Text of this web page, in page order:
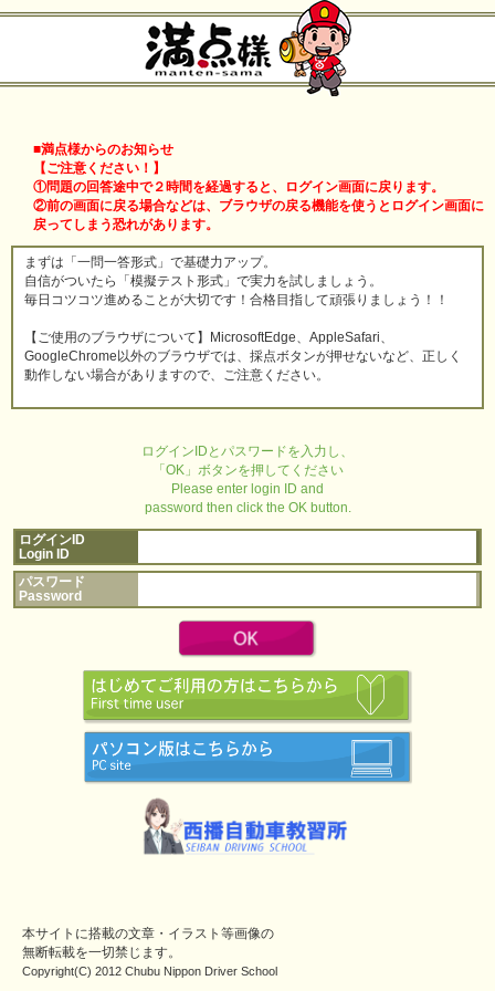
■満点様からのお知らせ
【ご注意ください！】
①問題の回答途中で２時間を経過すると、ログイン画面に戻ります。
②前の画面に戻る場合などは、ブラウザの戻る機能を使うとログイン画面に
戻ってしまう恐れがあります。
まずは「一問一答形式」で基礎力アップ。
自信がついたら「模擬テスト形式」で実力を試しましょう。
毎日コツコツ進めることが大切です！合格目指して頑張りましょう！！
【ご使用のブラウザについて】MicrosoftEdge、AppleSafari、
GoogleChrome以外のブラウザでは、採点ボタンが押せないなど、正しく
動作しない場合がありますので、ご注意ください。
ログインIDとパスワードを入力し、
「OK」ボタンを押してください
Please enter login ID and
password then click the OK button.
ログインID
Login ID
パスワード
Password
本サイトに搭載の文章・イラスト等画像の
無断転載を一切禁じます。
Copyright(C) 2012 Chubu Nippon Driver School